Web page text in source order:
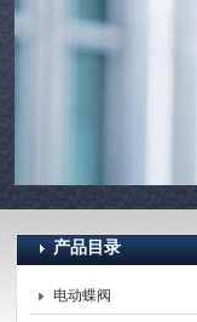
扬州贝尔阀门控制有限公司
产品目录
电动蝶阀